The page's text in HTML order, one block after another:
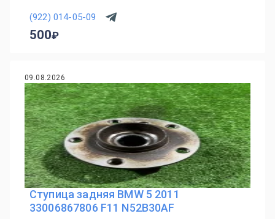
(922) 014-05-09
500
09.08.2026
Ступица задняя BMW 5 2011
33006867806 F11 N52B30AF